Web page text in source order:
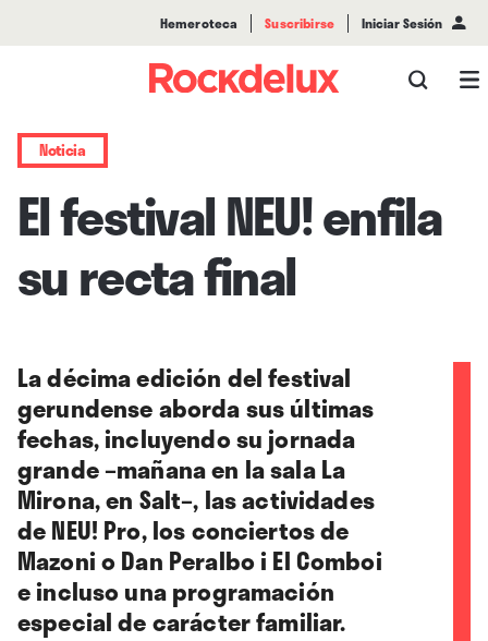
Hemeroteca Suscribirse Iniciar Sesión
Noticia
El festival NEU! enfila
su recta final
La décima edición del festival
gerundense aborda sus últimas
fechas, incluyendo su jornada
grande –mañana en la sala La
Mirona, en Salt–, las actividades
de NEU! Pro, los conciertos de
Mazoni o Dan Peralbo i El Comboi
e incluso una programación
especial de carácter familiar.